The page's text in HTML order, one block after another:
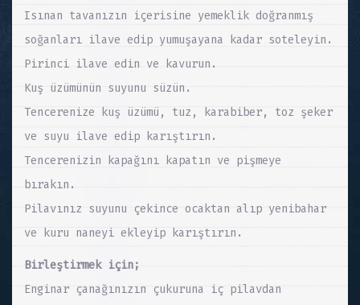
Isınan tavanızın içerisine yemeklik doğranmış
soğanları ilave edip yumuşayana kadar soteleyin.
Pirinci ilave edin ve kavurun.
Kuş üzümünün suyunu süzün.
Tencerenize kuş üzümü, tuz, karabiber, toz şeker
ve suyu ilave edip karıştırın.
Tencerenizin kapağını kapatın ve pişmeye
bırakın.
Pilavınız suyunu çekince ocaktan alıp yenibahar
ve kuru naneyi ekleyip karıştırın.
Birleştirmek için;
Enginar çanağınızın çukuruna iç pilavdan